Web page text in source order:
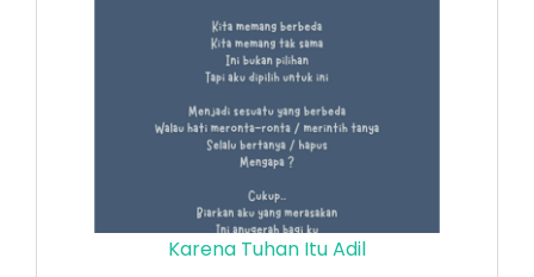
Karena Tuhan Itu Adil